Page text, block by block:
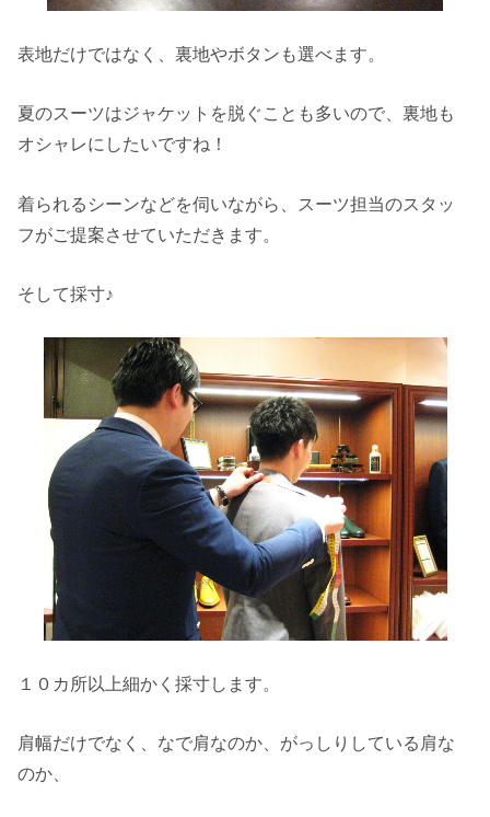
表地だけではなく、裏地やボタンも選べます。
夏のスーツはジャケットを脱ぐことも多いので、裏地も
オシャレにしたいですね！
着られるシーンなどを伺いながら、スーツ担当のスタッ
フがご提案させていただきます。
そして採寸♪
１０カ所以上細かく採寸します。
肩幅だけでなく、なで肩なのか、がっしりしている肩な
のか、